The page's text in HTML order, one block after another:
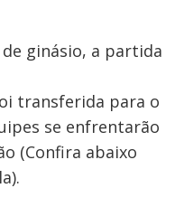
ginásio, a partida
transferida para o
se enfrentarão
(Confira abaixo